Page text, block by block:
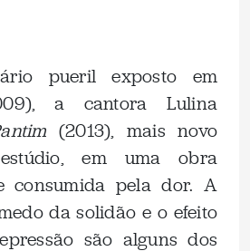
pueril exposto em
a cantora Lulina
(2013), mais novo
em uma obra
consumida pela dor. A
da solidão e o efeito
são alguns dos